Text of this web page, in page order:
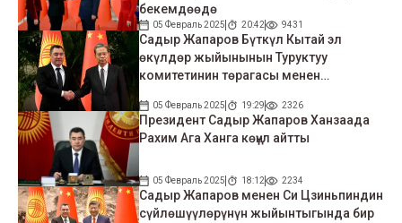
бекемдөөдө
05 Февраль 2025 20:42 9431
Садыр Жапаров Бүткүл Кытай эл
өкүлдөр жыйынынын Туруктуу
комитетинин төрагасы менен
05 Февраль 2025 19:29 2326
Президент Садыр Жапаров Ханзаада
Рахим Ага Ханга көңүл айтты
05 Февраль 2025 18:12 2234
Садыр Жапаров менен Си Цзиньпиндин
сүйлөшүүлөрүнүн жыйынтыгында бир